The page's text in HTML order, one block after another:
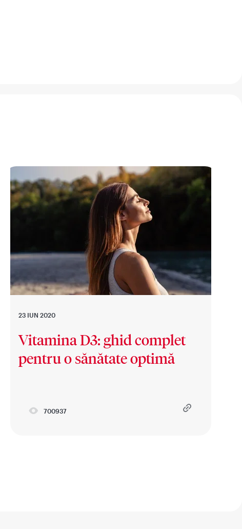
23 IUN 2020
Vitamina D3: ghid complet
pentru o sănătate optimă
700937